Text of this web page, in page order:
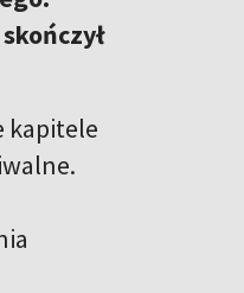
kapitele